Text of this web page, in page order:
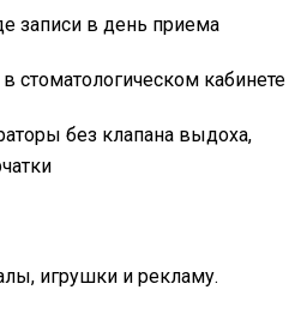
записи в день приема
стоматологическом кабинете
без клапана выдоха,
игрушки и рекламу.